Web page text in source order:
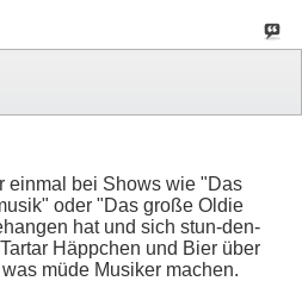
einmal bei Shows wie "Das
oder "Das große Oldie
hat und sich stun-den-
Häppchen und Bier über
müde Musiker machen.